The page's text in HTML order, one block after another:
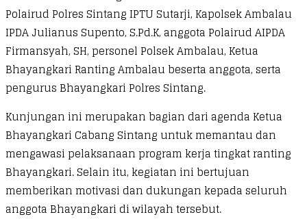
Polairud Polres Sintang IPTU Sutarji, Kapolsek Ambalau
IPDA Julianus Supento, S.Pd.K, anggota Polairud AIPDA
Firmansyah, SH, personel Polsek Ambalau, Ketua
Bhayangkari Ranting Ambalau beserta anggota, serta
pengurus Bhayangkari Polres Sintang.
Kunjungan ini merupakan bagian dari agenda Ketua
Bhayangkari Cabang Sintang untuk memantau dan
mengawasi pelaksanaan program kerja tingkat ranting
Bhayangkari. Selain itu, kegiatan ini bertujuan
memberikan motivasi dan dukungan kepada seluruh
anggota Bhayangkari di wilayah tersebut.